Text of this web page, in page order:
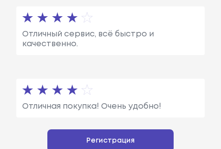
Отличный сервис, всё быстро и
качественно.
Отличная покупка! Очень удобно!
Регистрация